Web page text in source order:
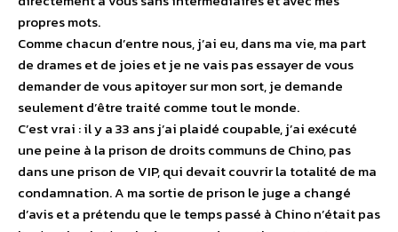
propres mots.
Comme chacun d’entre nous, j’ai eu, dans ma vie, ma part
de drames et de joies et je ne vais pas essayer de vous
demander de vous apitoyer sur mon sort, je demande
seulement d’être traité comme tout le monde.
C’est vrai : il y a 33 ans j’ai plaidé coupable, j’ai exécuté
une peine à la prison de droits communs de Chino, pas
dans une prison de VIP, qui devait couvrir la totalité de ma
condamnation. A ma sortie de prison le juge a changé
d’avis et a prétendu que le temps passé à Chino n’était pas